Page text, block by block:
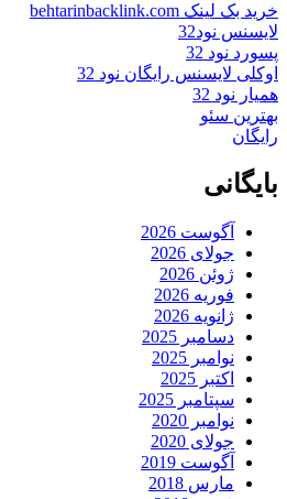
خرید بک لینک behtarinbacklink.com
لایسنس نود32
پسورد نود 32
اوکلی لایسنس رایگان نود 32
همیار نود 32
بهترین سئو
رایگان
بایگانی
آگوست 2026
جولای 2026
ژوئن 2026
فوریه 2026
ژانویه 2026
دسامبر 2025
نوامبر 2025
اکتبر 2025
سپتامبر 2025
نوامبر 2020
جولای 2020
آگوست 2019
مارس 2018